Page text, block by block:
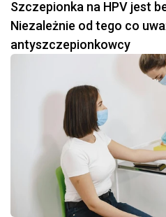
Szczepionka na HPV jest
Niezależnie od tego co
antyszczepionkowcy